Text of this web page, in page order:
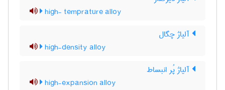
high- temprature alloy
آلیاژ چگال
high-density alloy
آلیاژ پُر انبساط
high-expansion alloy